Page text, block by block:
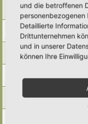
FAQ: Zum letzten
Letzter Beitrag von
FAQ: Urheberrecht
Letzter Beitrag von
FAQ: Karte nach
Letzter Beitrag von
Letzter Beitrag von
FAQ: Wie kann ich
FAQ: Wie kann ich
und die betroffenen
Detaillierte
Drittunternehmen
und in unserer
können Ihre